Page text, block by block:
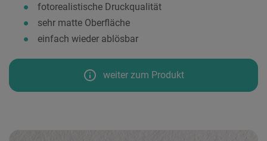
fotorealistische Druckqualität
sehr matte Oberfläche
einfach wieder ablösbar
info weiter zum Produkt